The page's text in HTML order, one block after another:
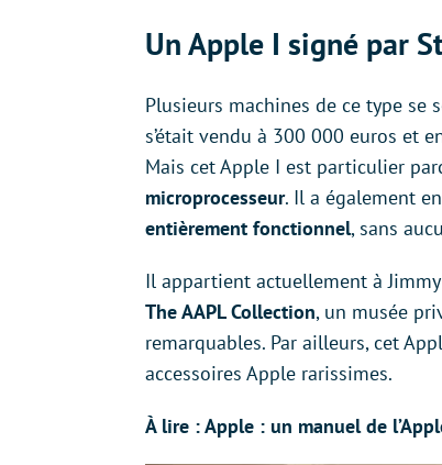
Un Apple I signé par
Plusieurs machines de ce type se
s’était vendu à 300 000 euros et
Mais cet Apple I est particulier
microprocesseur. Il a également
entièrement fonctionnel, sans
Il appartient actuellement à
The AAPL Collection, un musée
remarquables. Par ailleurs, cet
accessoires Apple rarissimes.
À lire : Apple : un manuel de